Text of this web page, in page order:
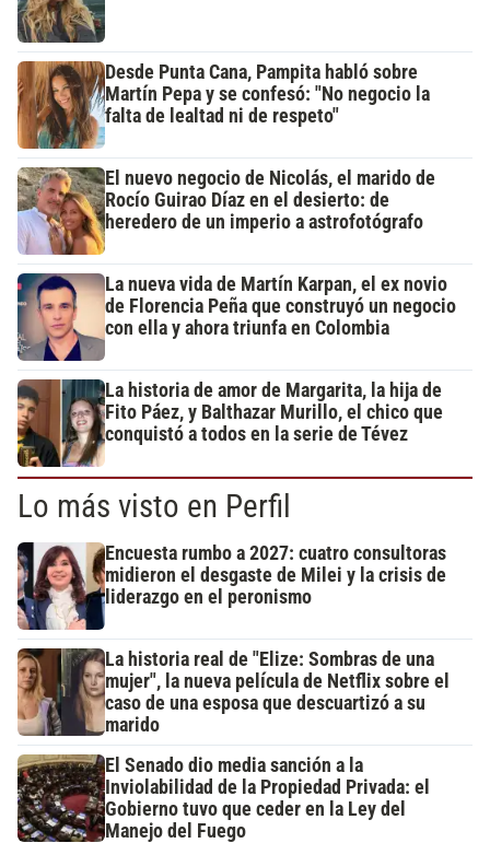
Desde Punta Cana, Pampita habló sobre
Martín Pepa y se confesó: "No negocio la
falta de lealtad ni de respeto"
El nuevo negocio de Nicolás, el marido de
Rocío Guirao Díaz en el desierto: de
heredero de un imperio a astrofotógrafo
La nueva vida de Martín Karpan, el ex novio
de Florencia Peña que construyó un negocio
con ella y ahora triunfa en Colombia
La historia de amor de Margarita, la hija de
Fito Páez, y Balthazar Murillo, el chico que
conquistó a todos en la serie de Tévez
Lo más visto en Perfil
Encuesta rumbo a 2027: cuatro consultoras
midieron el desgaste de Milei y la crisis de
liderazgo en el peronismo
La historia real de "Elize: Sombras de una
mujer", la nueva película de Netflix sobre el
caso de una esposa que descuartizó a su
marido
El Senado dio media sanción a la
Inviolabilidad de la Propiedad Privada: el
Gobierno tuvo que ceder en la Ley del
Manejo del Fuego